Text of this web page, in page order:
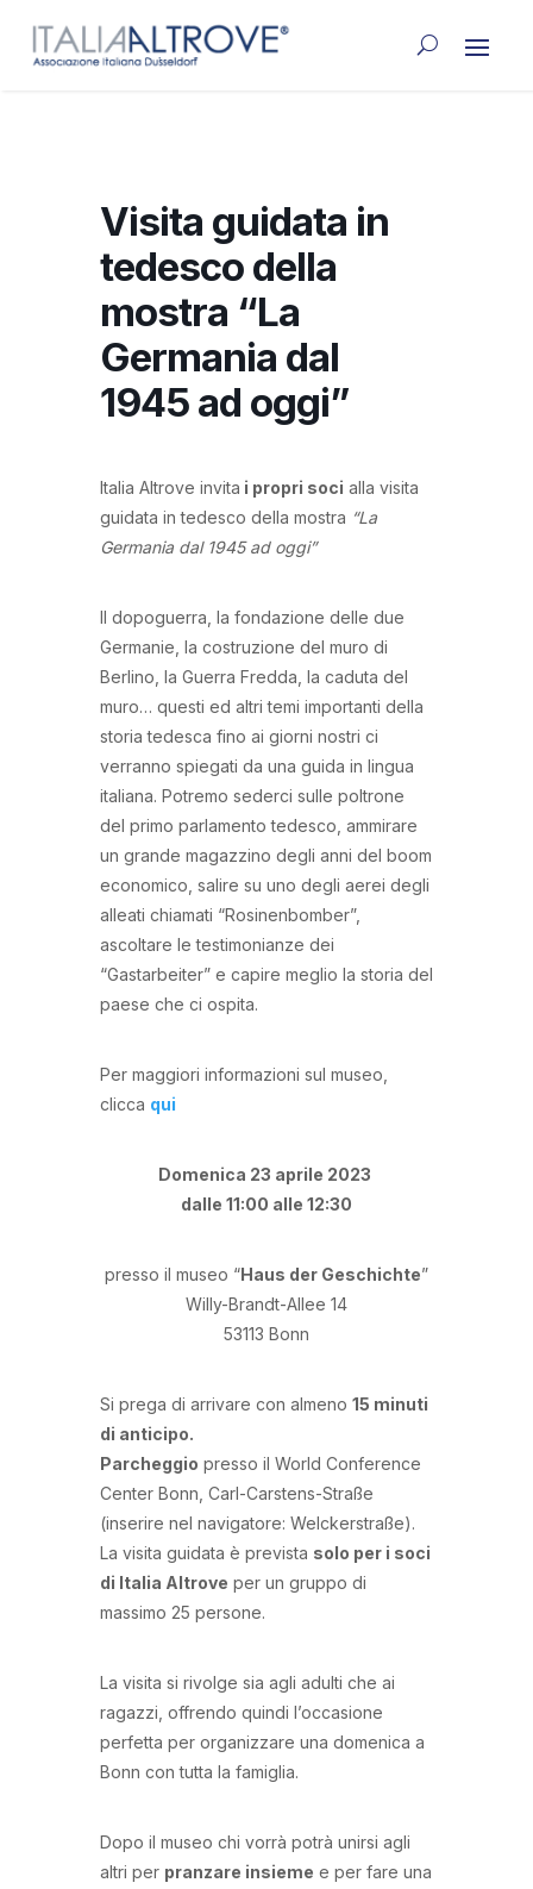
Visita guidata in
tedesco della
mostra “La
Germania dal
1945 ad oggi”
Italia Altrove invita i propri soci alla visita
guidata in tedesco della mostra “La
Germania dal 1945 ad oggi”
Il dopoguerra, la fondazione delle due
Germanie, la costruzione del muro di
Berlino, la Guerra Fredda, la caduta del
muro… questi ed altri temi importanti della
storia tedesca fino ai giorni nostri ci
verranno spiegati da una guida in lingua
italiana. Potremo sederci sulle poltrone
del primo parlamento tedesco, ammirare
un grande magazzino degli anni del boom
economico, salire su uno degli aerei degli
alleati chiamati “Rosinenbomber”,
ascoltare le testimonianze dei
“Gastarbeiter” e capire meglio la storia del
paese che ci ospita.
Per maggiori informazioni sul museo,
clicca qui
Domenica 23 aprile 2023
dalle 11:00 alle 12:30
presso il museo “Haus der Geschichte”
Willy-Brandt-Allee 14
53113 Bonn
Si prega di arrivare con almeno 15 minuti
di anticipo.
Parcheggio presso il World Conference
Center Bonn, Carl-Carstens-Straße
(inserire nel navigatore: Welckerstraße).
La visita guidata è prevista solo per i soci
di Italia Altrove per un gruppo di
massimo 25 persone.
La visita si rivolge sia agli adulti che ai
ragazzi, offrendo quindi l’occasione
perfetta per organizzare una domenica a
Bonn con tutta la famiglia.
Dopo il museo chi vorrà potrà unirsi agli
altri per pranzare insieme e per fare una